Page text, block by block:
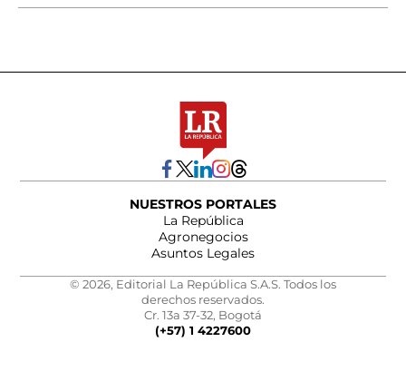
NUESTROS PORTALES
La República
Agronegocios
Asuntos Legales
© 2026, Editorial La República S.A.S. Todos los
derechos reservados.
Cr. 13a 37-32, Bogotá
(+57) 1 4227600